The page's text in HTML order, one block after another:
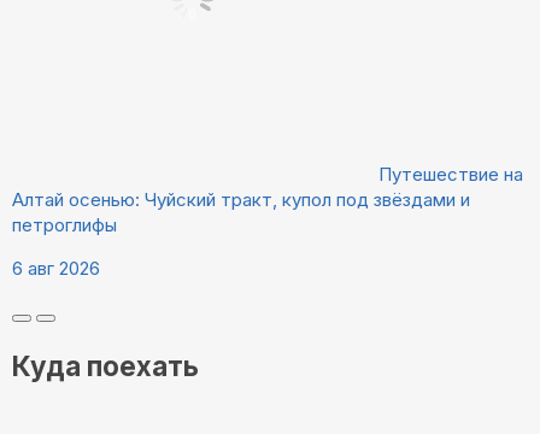
Путешествие на
Алтай осенью: Чуйский тракт, купол под звёздами и
петроглифы
6 авг 2026
Куда поехать